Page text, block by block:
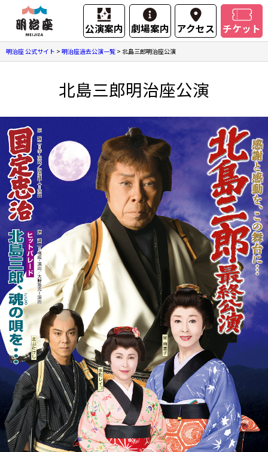
公演案内 劇場案内 アクセス チケット
明治座 公式サイト > 明治座過去公演一覧 > 北島三郎明治座公演
北島三郎明治座公演